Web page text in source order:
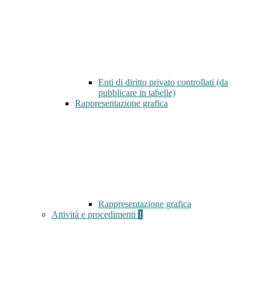
Enti di diritto privato controllati (da
pubblicare in tabelle)
Rappresentazione grafica
Rappresentazione grafica
Attività e procedimenti 1